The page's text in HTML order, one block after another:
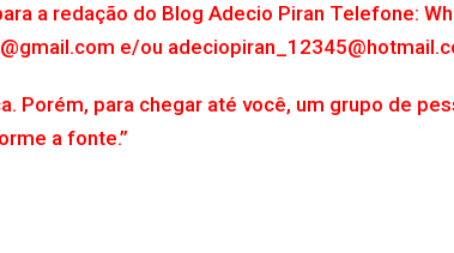
a redação do Blog Adecio Piran Telefone:
e/ou
Porém, para chegar até você, um grupo de
a fonte.”